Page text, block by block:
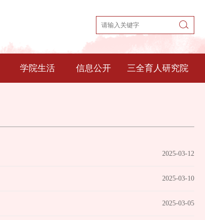
学院生活 信息公开 三全育人研究院
2025-03-12
2025-03-10
2025-03-05